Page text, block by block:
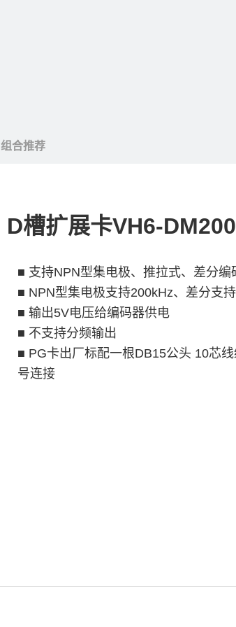
组合推荐
D槽扩展卡VH6-DM200
■ 支持NPN型集电极、推拉式、差分编
■ NPN型集电极支持200kHz、差分支
■ 输出5V电压给编码器供电
■ 不支持分频输出
■ PG卡出厂标配一根DB15公头 10芯
号连接